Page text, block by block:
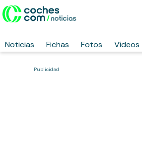
Noticias Fichas Fotos Vídeos
Publicidad